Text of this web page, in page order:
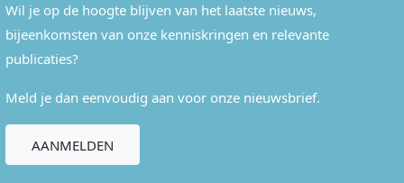
Wil je op de hoogte blijven van het laatste nieuws,
bijeenkomsten van onze kenniskringen en relevante
publicaties?
Meld je dan eenvoudig aan voor onze nieuwsbrief.
AANMELDEN